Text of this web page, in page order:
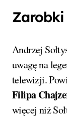
Andrzej
uwagę na
telewizji.
Filipa
więcej niż